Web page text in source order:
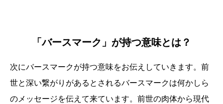
「バースマーク」が持つ意味とは？
次にバースマークが持つ意味をお伝えしていきます。前
世と深い繋がりがあるとされるバースマークは何かしら
のメッセージを伝えて来ています。前世の肉体から現代